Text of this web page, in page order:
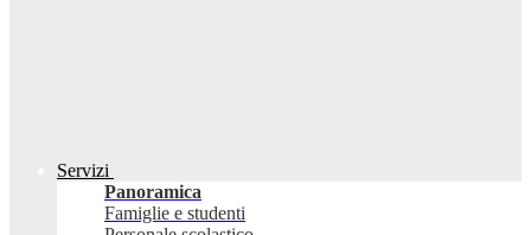
Servizi
Panoramica
Famiglie e studenti